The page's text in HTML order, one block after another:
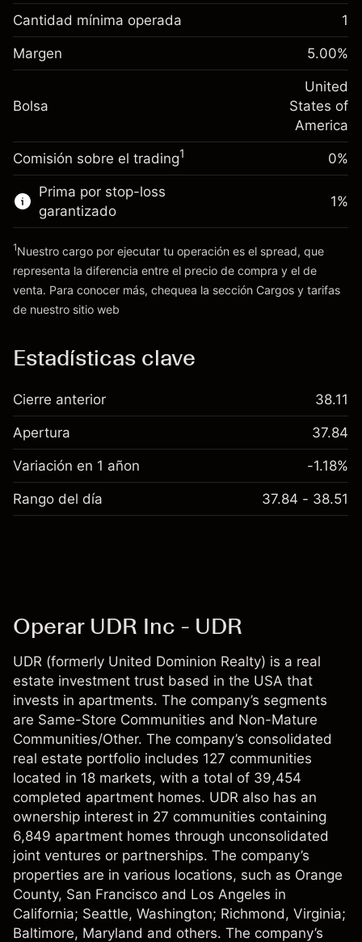
Ajuste de financiamiento
nocturno
Cargos por el valor total de la
posición
%
(-$4.31)
Tamaño de la operación con apalancamiento
~$20,000.00
$19,000.00
Ir a la plataforma
Margen. Tu inversión
$1,000.00
Ajuste de financiamiento
-0.000654
%
(-$0.13)
Tamaño de la operación con apalancamiento
~$20,000.00
Dinero del apalancamiento ~ $
Cantidad mínima operada 1
Margen 5.00%
Bolsa
United
States of
America
Comisión sobre el trading1 0%
Prima por stop-loss
garantizado
Cargos
1%
1Nuestro cargo por ejecutar tu operación es el spread, que
representa la diferencia entre el precio de compra y el de
venta. Para conocer más, chequea la sección Cargos y tarifas
de nuestro sitio web
Estadísticas clave
Cierre anterior 38.11
Apertura 37.84
Variación en 1 añon -1.18%
Rango del día 37.84 - 38.51
Operar UDR Inc - UDR
UDR (formerly United Dominion Realty) is a real
estate investment trust based in the USA that
invests in apartments. The company’s segments
are Same-Store Communities and Non-Mature
Communities/Other. The company’s consolidated
real estate portfolio includes 127 communities
located in 18 markets, with a total of 39,454
completed apartment homes. UDR also has an
ownership interest in 27 communities containing
6,849 apartment homes through unconsolidated
joint ventures or partnerships. The company’s
properties are in various locations, such as Orange
County, San Francisco and Los Angeles in
California; Seattle, Washington; Richmond, Virginia;
Baltimore, Maryland and others. The company’s